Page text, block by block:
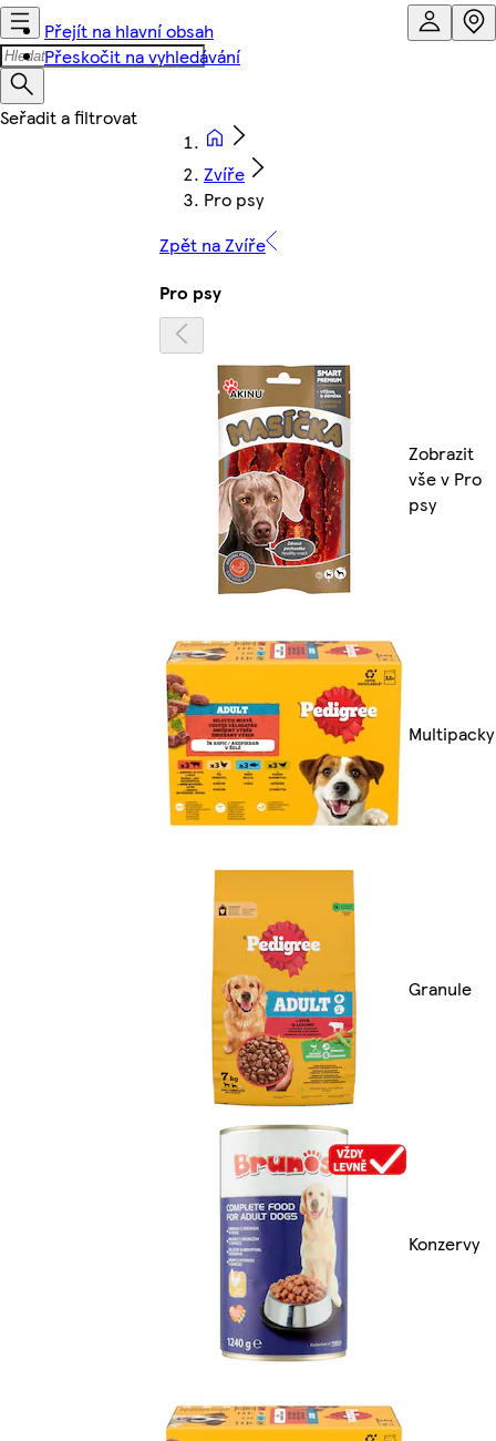
Přejít na hlavní obsah
Přeskočit na vyhledávání
Zvíře
Pro psy
Zpět na Zvíře
Pro psy
Zobrazit
vše v Pro
psy
Multipacky
Granule
Konzervy